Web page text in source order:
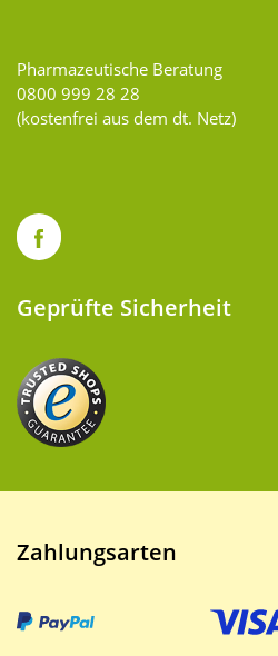
Pharmazeutische Beratung
0800 999 28 28
(kostenfrei aus dem dt. Netz)
Geprüfte Sicherheit
Zahlungsarten